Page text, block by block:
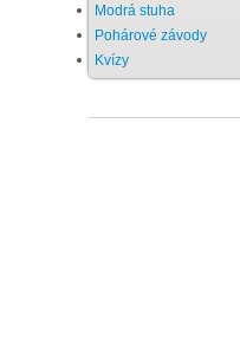
Modrá stuha
Pohárové závody
Kvízy